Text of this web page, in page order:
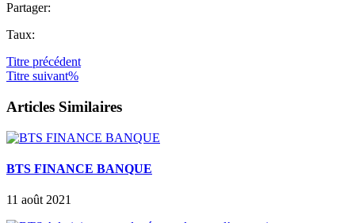
Partager:
Taux:
Titre précédent
Titre suivant%
Articles Similaires
BTS FINANCE BANQUE
11 août 2021